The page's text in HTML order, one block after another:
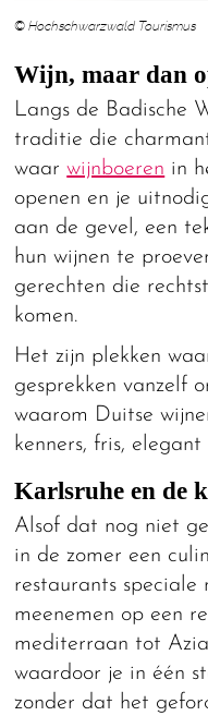
© Hochschwarzwald Tourismus
Wijn, maar dan
Langs de Badische
traditie die
waarwijnboeren in
openen en je
aan de gevel, een
hun wijnen te
gerechten die
komen.
Het zijn plekken
gesprekken vanzelf
waarom Duitse
kenners, fris,
Karlsruhe en de
Alsof dat nog niet
in de zomer een
restaurants speciale
meenemen op een
mediterraan tot
waardoor je in één
zonder dat het